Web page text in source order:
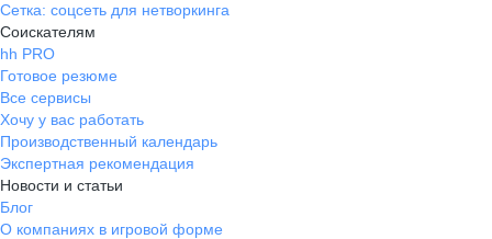
Сетка: соцсеть для нетворкинга
Соискателям
hh PRO
Готовое резюме
Все сервисы
Хочу у вас работать
Производственный календарь
Экспертная рекомендация
Новости и статьи
Блог
О компаниях в игровой форме